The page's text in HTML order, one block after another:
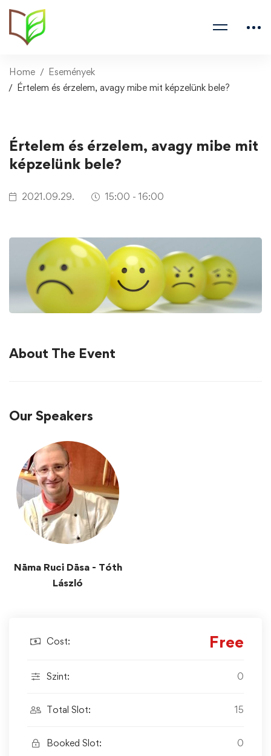
Home
Események
Értelem és érzelem, avagy mibe mit képzelünk bele?
Értelem és érzelem, avagy mibe mit
képzelünk bele?
2021.09.29. 15:00 - 16:00
About The Event
Our Speakers
Nāma Ruci Dāsa - Tóth
László
Cost: Free
Szint: 0
Total Slot: 15
Booked Slot: 0